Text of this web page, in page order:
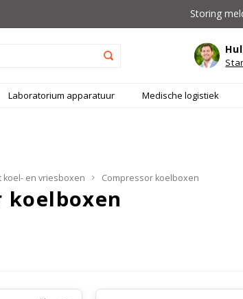
Storing
Laboratorium apparatuur Medische logistiek
koel- en vriesboxen Compressor koelboxen
koelboxen